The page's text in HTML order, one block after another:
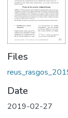
Statistics
Policies
Files
Date
2019-02-27